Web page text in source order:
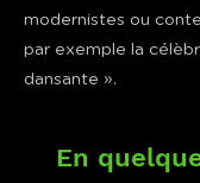
modernistes ou
par exemple la
dansante ».
En